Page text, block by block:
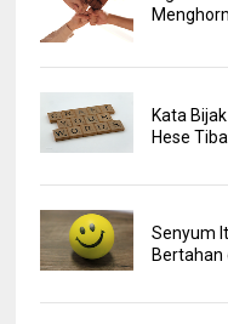
Kata
Hese
Senyum
Bertahan